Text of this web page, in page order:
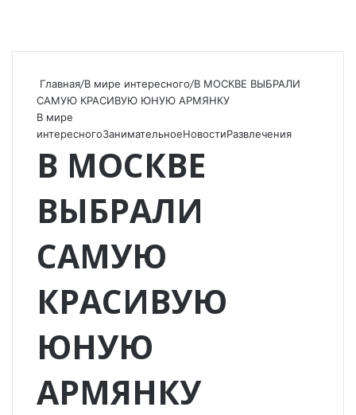
Главная/В мире интересного/В МОСКВЕ ВЫБРАЛИ
САМУЮ КРАСИВУЮ ЮНУЮ АРМЯНКУ
В мире
интересногоЗанимательноеНовостиРазвлечения
В МОСКВЕ
ВЫБРАЛИ
САМУЮ
КРАСИВУЮ
ЮНУЮ
АРМЯНКУ